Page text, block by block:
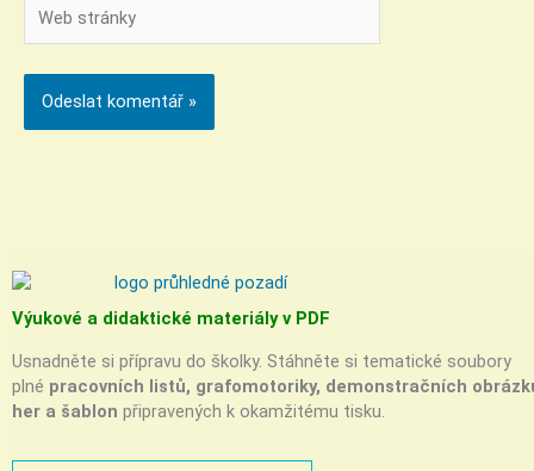
stránky
Výukové a didaktické materiály v PDF
Usnadněte si přípravu do školky. Stáhněte si tematické soubory
plné pracovních listů, grafomotoriky, demonstračních
her a šablon připravených k okamžitému tisku.